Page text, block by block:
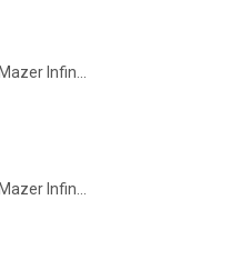
Infin...
Infin...